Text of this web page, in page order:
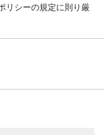
リシーの規定に則り厳